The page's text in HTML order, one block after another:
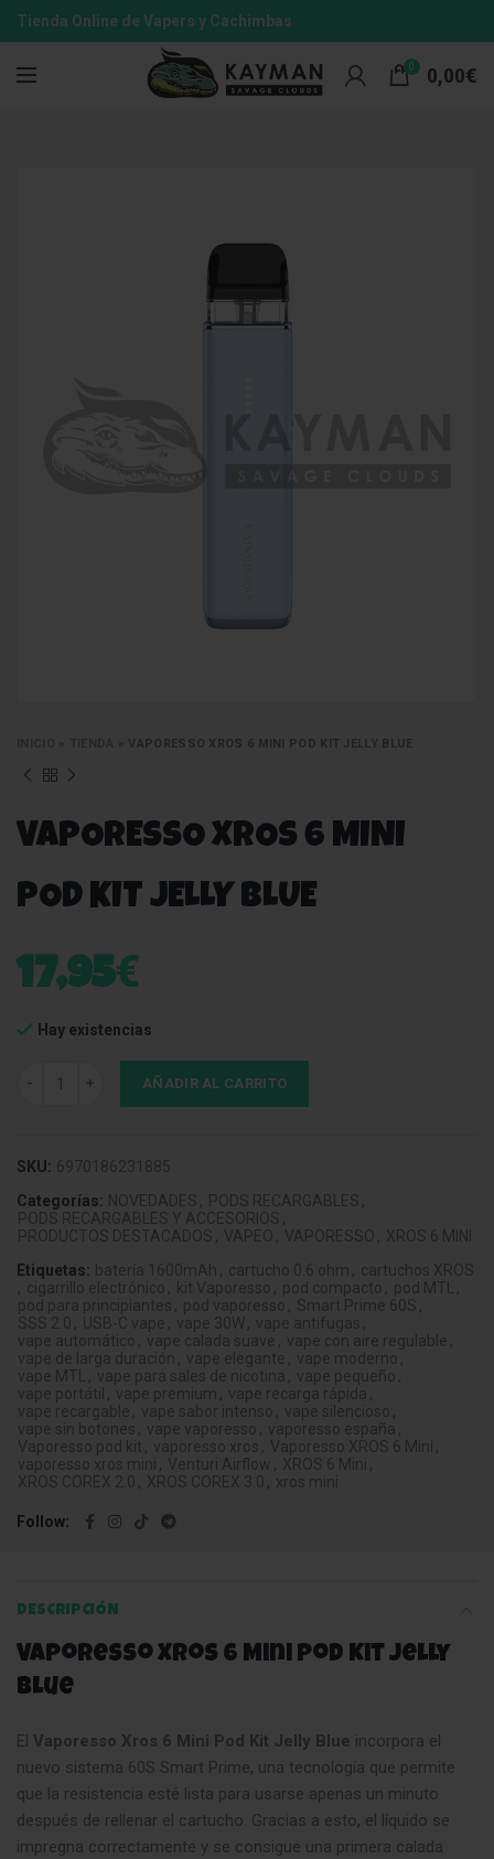
Tienda Online de Vapers y Cachimbas
0 0,00€
VAPORESSO XROS 6 MINI POD KIT JELLY BLUE
VAPORESSO XROS 6 MINI
POD KIT JELLY BLUE
17,95€
Hay existencias
Vaporesso Xros 6 Mini Pod Kit Jelly Blue cantidad
AÑADIR AL CARRITO
SKU: 6970186231885
Categorías: NOVEDADES , PODS RECARGABLES ,
PODS RECARGABLES Y ACCESORIOS ,
PRODUCTOS DESTACADOS , VAPEO , VAPORESSO , XROS 6 MINI
Etiquetas:
batería 1600mAh , cartucho 0.6 ohm , cartuchos XROS
, cigarrillo electrónico , kit Vaporesso , pod compacto , pod MTL ,
pod para principiantes , pod vaporesso , Smart Prime 60S ,
SSS 2.0 , USB-C vape , vape 30W, vape antifugas ,
vape automático , vape calada suave , vape con aire regulable ,
vape de larga duración , vape elegante , vape moderno ,
vape MTL , vape para sales de nicotina , vape pequeño ,
vape portátil , vape premium , vape recarga rápida ,
vape recargable , vape sabor intenso , vape silencioso ,
vape sin botones , vape vaporesso , vaporesso españa ,
Vaporesso pod kit , vaporesso xros , Vaporesso XROS 6 Mini ,
vaporesso xros mini , Venturi Airflow , XROS 6 Mini ,
XROS COREX 2.0 , XROS COREX 3.0 , xros mini
Follow
DESCRIPCIÓN
Vaporesso Xros 6 Mini Pod Kit Jelly
Blue
El Vaporesso Xros 6 Mini Pod Kit Jelly Blue incorpora el
nuevo sistema 60S Smart Prime, una tecnología que permite
que la resistencia esté lista para usarse apenas un minuto
después de rellenar el cartucho. Gracias a esto, el líquido se
impregna correctamente y se consigue una primera calada